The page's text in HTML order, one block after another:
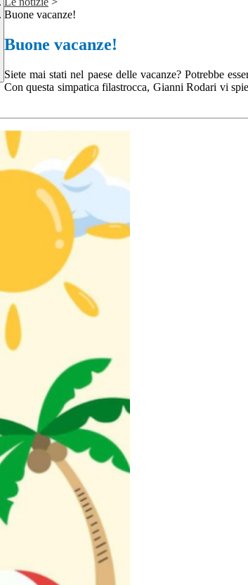
Buone vacanze!
Buone vacanze!
Siete mai stati nel paese delle vacanze? Potrebbe
Con questa simpatica filastrocca, Gianni Rodari vi